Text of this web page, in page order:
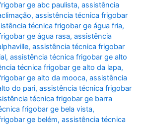
ge abc paulista,assistência
,assistência técnica frigobar
técnica frigobar ge água fria,
ge água rasa,assistência
,assistência técnica frigobar
,assistência técnica frigobar ge alto
técnica frigobar ge alto da lapa,
ge alto da mooca,assistência
do pari,assistência técnica frigobar
técnica frigobar ge barra
frigobar ge bela vista,
ge belém,assistência técnica